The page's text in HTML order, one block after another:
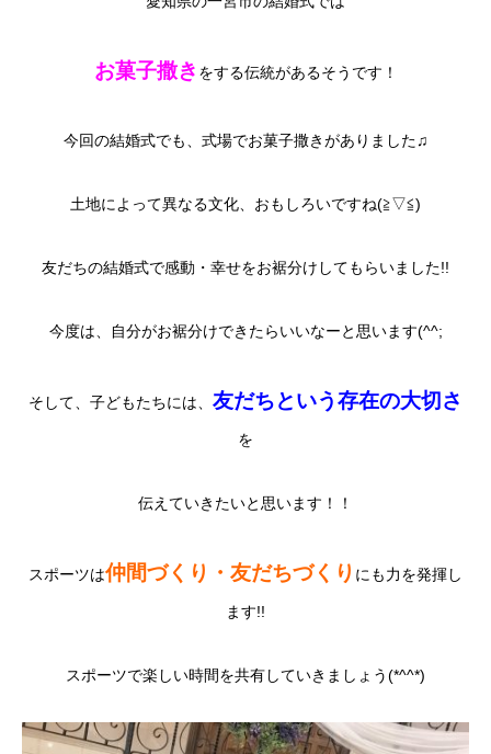
お菓子撒き をする伝統があるそうです！
今回の結婚式でも、式場でお菓子撒きがありました♫
土地によって異なる文化、おもしろいですね(≧▽≦)
友だちの結婚式で感動・幸せをお裾分けしてもらいました!!
今度は、自分がお裾分けできたらいいなーと思います(^^;
そして、子どもたちには、 友だちという存在の大切さ
を
伝えていきたいと思います！！
スポーツは仲間づくり・友だちづくり にも力を発揮し
ます!!
スポーツで楽しい時間を共有していきましょう(*^^*)